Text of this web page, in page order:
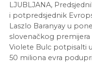
LJUBLJANA,
i potpredsjednik
Laszlo Baranyay u
slovenačkog premijera
Violete Bulc potpisalti
50 miliona evra